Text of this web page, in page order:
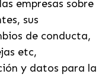
empresas sobre
sus
de conducta,
etc,
y datos para la